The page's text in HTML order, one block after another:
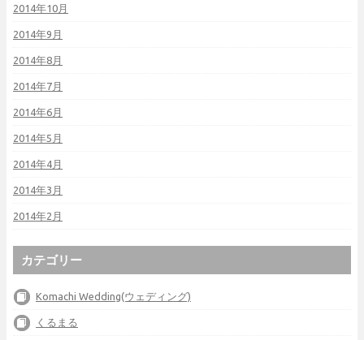
2014年10月
2014年9月
2014年8月
2014年7月
2014年6月
2014年5月
2014年4月
2014年3月
2014年2月
カテゴリー
Komachi Wedding(ウェディング)
くるまる